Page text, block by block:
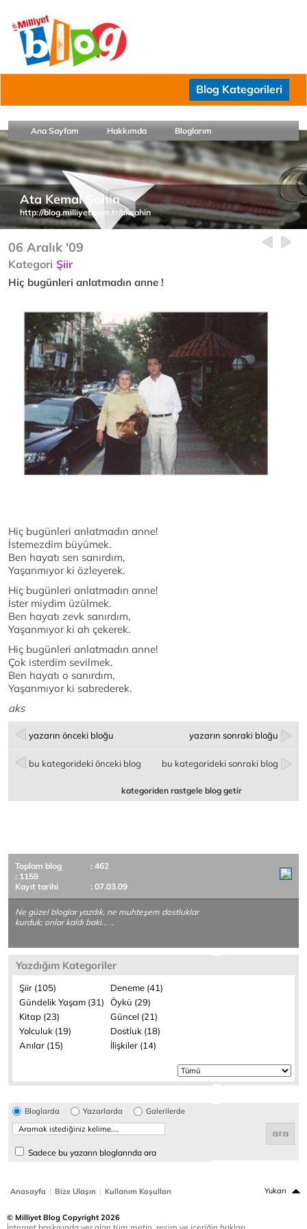
Blog Kategorileri
Ana Sayfam Hakkımda Bloglarım
Ata Kemal Şahin
http://blog.milliyet.com.tr/aksahin
06 Aralık '09
Kategori Şiir
Hiç bugünleri anlatmadın anne !
Hiç bugünleri anlatmadın anne!
İstemezdim büyümek.
Ben hayatı sen sanırdım,
Yaşanmıyor ki özleyerek.
Hiç bugünleri anlatmadın anne!
İster miydim üzülmek.
Ben hayatı zevk sanırdım,
Yaşanmıyor ki ah çekerek.
Hiç bugünleri anlatmadın anne!
Çok isterdim sevilmek.
Ben hayatı o sanırdım,
Yaşanmıyor ki sabrederek.
aks
yazarın önceki bloğu yazarın sonraki bloğu
bu kategorideki önceki blog bu kategorideki sonraki blog
kategoriden rastgele blog getir
Toplam blog
: 462
: 1159
Kayıt tarihi
: 07.03.09
Ne güzel bloglar yazdık, ne muhteşem dostluklar
kurduk; onlar kaldı baki... ..
Yazdığım Kategoriler
Şiir (105)
Deneme (41)
Gündelik Yaşam (31)
Öykü (29)
Kitap (23)
Güncel (21)
Yolculuk (19)
Dostluk (18)
Anılar (15)
İlişkiler (14)
Bloglarda Yazarlarda Galerilerde
Sadece bu yazarın bloglarında ara
Anasayfa | Bize Ulaşın | Kullanım Koşulları Yukarı
© Milliyet Blog Copyright 2026